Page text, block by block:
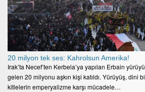
20 milyon tek ses: Kahrolsun Amerika!
Irak’ta Necef’ten Kerbela’ya yapılan Erbain
gelen 20 milyonu aşkın kişi katıldı. Yürüyüş, dini
kitlelerin emperyalizme karşı mücadele…